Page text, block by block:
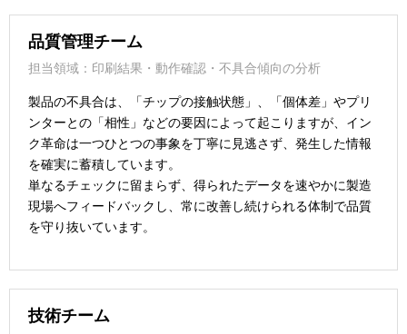
品質管理チーム
担当領域：印刷結果・動作確認・不具合傾向の分析
製品の不具合は、「チップの接触状態」、「個体差」やプリ
ンターとの「相性」などの要因によって起こりますが、イン
ク革命は一つひとつの事象を丁寧に見逃さず、発生した情報
を確実に蓄積しています。
単なるチェックに留まらず、得られたデータを速やかに製造
現場へフィードバックし、常に改善し続けられる体制で品質
を守り抜いています。
技術チーム